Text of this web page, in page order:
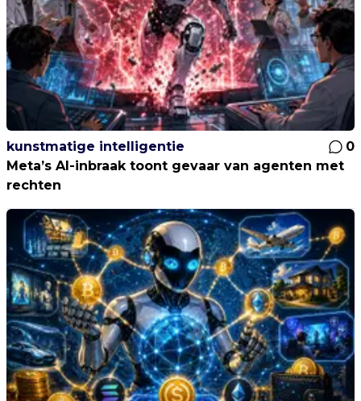
kunstmatige intelligentie
0
Meta’s AI-inbraak toont gevaar van agenten met
rechten